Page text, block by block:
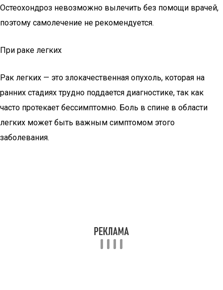
Остеохондроз невозможно вылечить без помощи врачей,
поэтому самолечение не рекомендуется.
При раке легких
Рак легких — это злокачественная опухоль, которая на
ранних стадиях трудно поддается диагностике, так как
часто протекает бессимптомно. Боль в спине в области
легких может быть важным симптомом этого
заболевания.